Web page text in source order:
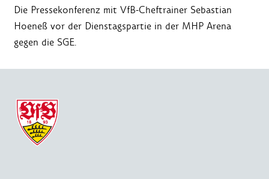
Die Pressekonferenz mit VfB-Cheftrainer Sebastian
Hoeneß vor der Dienstagspartie in der MHP Arena
gegen die SGE.